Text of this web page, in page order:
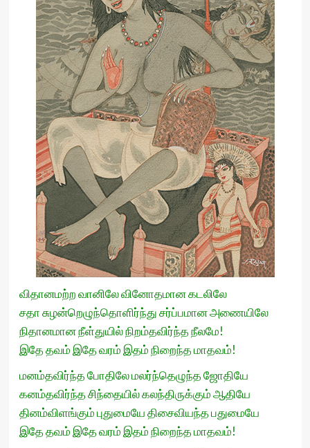
விதானமற்ற வானிலே வினோதமான கடலிலே
சதா சுழன்றெழுந்தொளிர்ந்து சர்ப்பமான அணையிலே
நிதானமான நீள்துயில் நிறம்தவிர்ந்த நீலமே!
இதே தவம் இதே வரம் இதம் நிறைந்த மாதவம்!
மனம்தவிர்ந்த போதிலே மலர்ந்தெழுந்த ஜோதியே
கனம்தவிர்ந்த சிந்தையில் கலந்திருக்கும் ஆதியே
தினம்விளங்கும் புதுமையே திசைவியந்த பதுமையே
இதே தவம் இதே வரம் இதம் நிறைந்த மாதவம்!